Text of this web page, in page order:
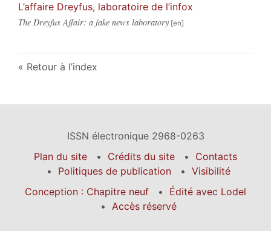
L’affaire Dreyfus, laboratoire de l’infox
The Dreyfus Affair: a fake news laboratory
Retour à l’index
ISSN électronique 2968-0263
Plan du site
Crédits du site
Contacts
Politiques de publication
Visibilité
Conception : Chapitre neuf
Édité avec Lodel
Accès réservé